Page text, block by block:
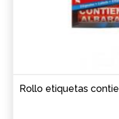
Rollo etiquetas